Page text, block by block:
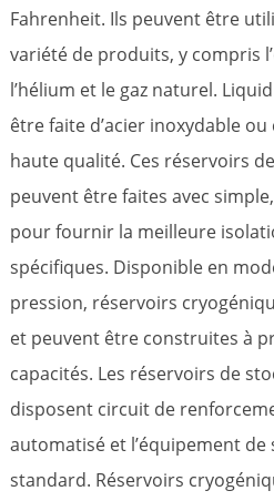
Fahrenheit. Ils peuvent être
variété de produits, y compris
l’hélium et le gaz naturel.
être faite d’acier inoxydable
haute qualité. Ces réservoirs
peuvent être faites avec
pour fournir la meilleure
spécifiques. Disponible en
pression, réservoirs
et peuvent être construites à
capacités. Les réservoirs de
disposent circuit de
automatisé et l’équipement
standard. Réservoirs